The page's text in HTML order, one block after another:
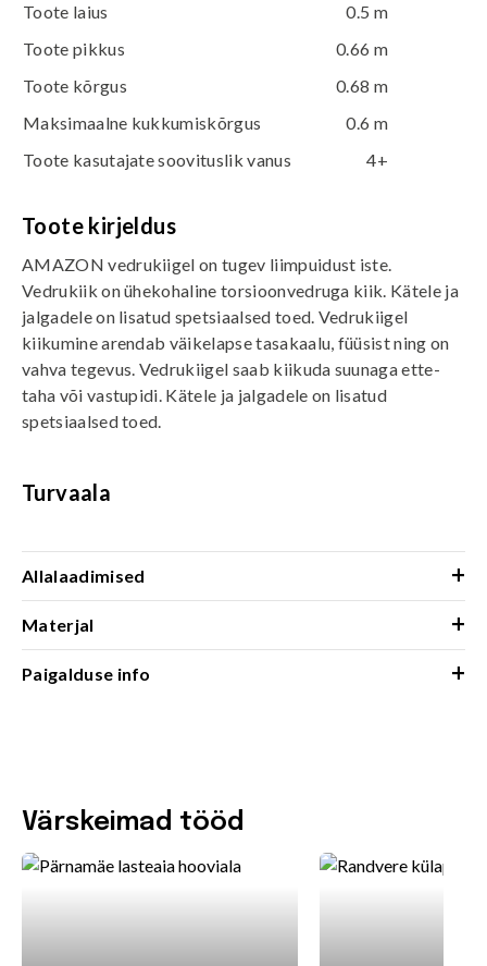
Toote laius
0.5 m
Toote pikkus
0.66 m
Toote kõrgus
0.68 m
Maksimaalne kukkumiskõrgus
0.6 m
Toote kasutajate soovituslik vanus
4+
Toote kirjeldus
AMAZON vedrukiigel on tugev liimpuidust iste.
Vedrukiik on ühekohaline torsioonvedruga kiik. Kätele ja
jalgadele on lisatud spetsiaalsed toed. Vedrukiigel
kiikumine arendab väikelapse tasakaalu, füüsist ning on
vahva tegevus. Vedrukiigel saab kiikuda suunaga ette-
taha või vastupidi. Kätele ja jalgadele on lisatud
spetsiaalsed toed.
Turvaala
Allalaadimised +
Materjal +
Paigalduse info +
Värskeimad tööd